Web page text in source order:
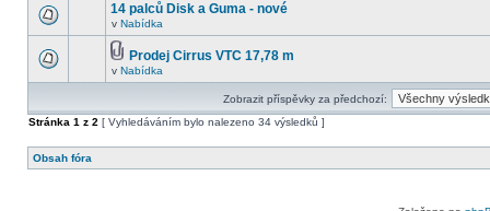
14 palců Disk a Guma - nové
v Nabídka
Prodej Cirrus VTC 17,78 m
v Nabídka
Zobrazit příspěvky za předchozí:
Stránka 1 z 2 [ Vyhledáváním bylo nalezeno 34 výsledků ]
Obsah fóra